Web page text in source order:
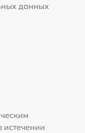
данных
истечении